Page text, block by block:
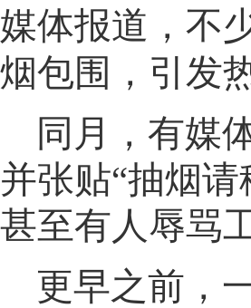
媒体报道，不
烟包围，引发
同月
， 有媒
并张贴“抽烟
甚至有人辱骂
更早之前 ，